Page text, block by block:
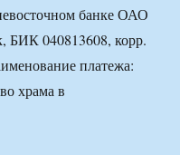
банке ОАО
БИК 040813608, корр.
платежа:
храма в